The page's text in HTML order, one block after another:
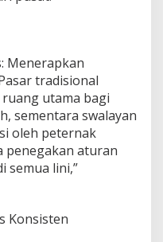
Menerapkan
tradisional
utama bagi
sementara swalayan
oleh peternak
penegakan aturan
semua lini,”
Konsisten